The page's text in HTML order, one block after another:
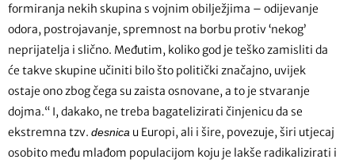
formiranja nekih skupina s vojnim obilježjima – odijevanje
odora, postrojavanje, spremnost na borbu protiv ‘nekog’
neprijatelja i slično. Međutim, koliko god je teško zamisliti da
će takve skupine učiniti bilo što politički značajno, uvijek
ostaje ono zbog čega su zaista osnovane, a to je stvaranje
dojma.“ I, dakako, ne treba bagatelizirati činjenicu da se
ekstremna tzv. desnica u Europi, ali i šire, povezuje, širi utjecaj
osobito među mlađom populacijom koju je lakše radikalizirati i